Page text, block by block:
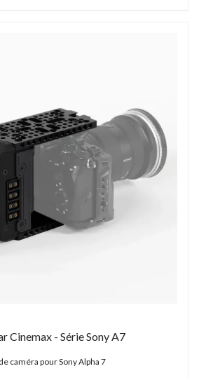
Cinemax - Série Sony A7
caméra pour Sony Alpha 7